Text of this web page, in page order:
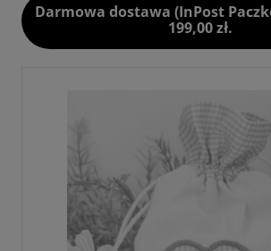
Darmowa dostawa (InPost
199,00 zł.